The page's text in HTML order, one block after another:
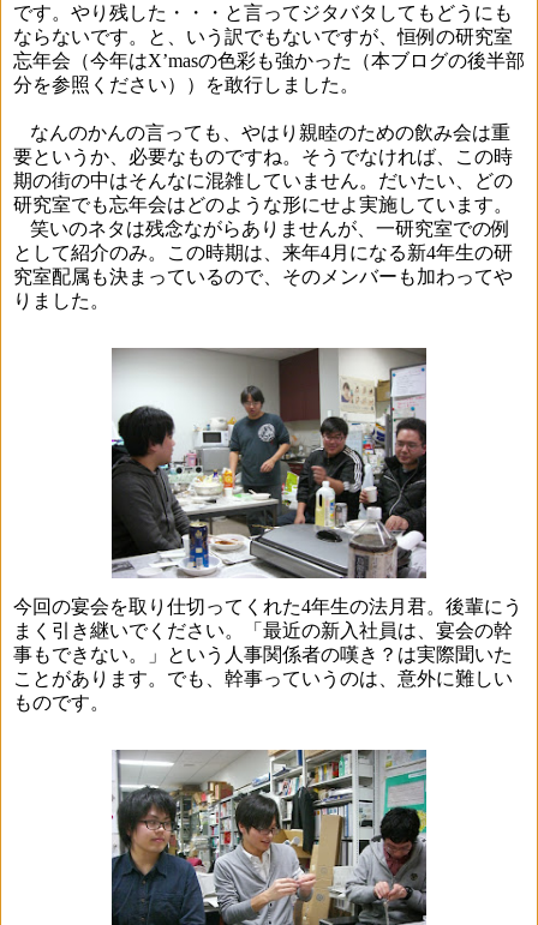
です。やり残した・・・と言ってジタバタしてもどうにも
ならないです。と、いう訳でもないですが、恒例の研究室
忘年会（今年はX’masの色彩も強かった（本ブログの後半部
分を参照ください））を敢行しました。
なんのかんの言っても、やはり親睦のための飲み会は重
要というか、必要なものですね。そうでなければ、この時
期の街の中はそんなに混雑していません。だいたい、どの
研究室でも忘年会はどのような形にせよ実施しています。
笑いのネタは残念ながらありませんが、一研究室での例
として紹介のみ。この時期は、来年4月になる新4年生の研
究室配属も決まっているので、そのメンバーも加わってや
りました。
今回の宴会を取り仕切ってくれた4年生の法月君。後輩にう
まく引き継いでください。「最近の新入社員は、宴会の幹
事もできない。」という人事関係者の嘆き？は実際聞いた
ことがあります。でも、幹事っていうのは、意外に難しい
ものです。